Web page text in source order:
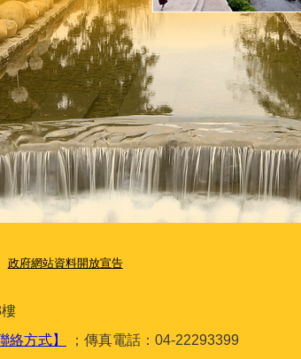
政府網站資料開放宣告
絡方式】
；傳真電話：04-22293399